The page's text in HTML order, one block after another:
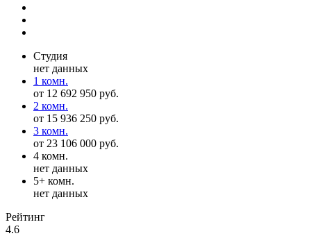
Студия
нет данных
1 комн.
от 12 692 950 руб.
2 комн.
от 15 936 250 руб.
3 комн.
от 23 106 000 руб.
4 комн.
нет данных
5+ комн.
нет данных
Рейтинг
4.6